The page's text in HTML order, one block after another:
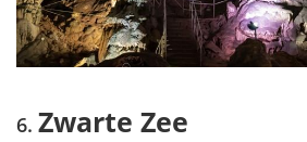
Zwarte Zee